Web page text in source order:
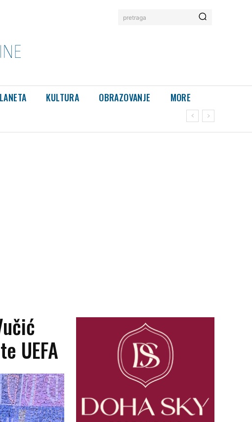
pretraga
KULTURA OBRAZOVANJE MORE
UEFA